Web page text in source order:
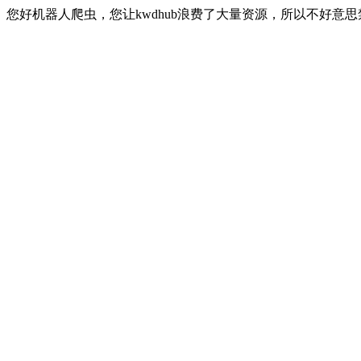
您好机器人爬虫，您让kwdhub浪费了大量资源，所以不好意